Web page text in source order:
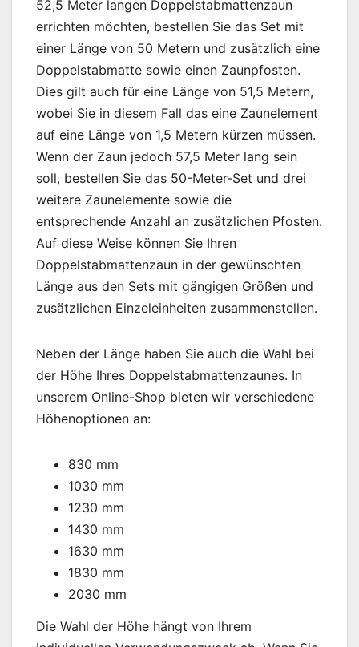
52,5 Meter langen Doppelstabmattenzaun
errichten möchten, bestellen Sie das Set mit
einer Länge von 50 Metern und zusätzlich eine
Doppelstabmatte sowie einen Zaunpfosten.
Dies gilt auch für eine Länge von 51,5 Metern,
wobei Sie in diesem Fall das eine Zaunelement
auf eine Länge von 1,5 Metern kürzen müssen.
Wenn der Zaun jedoch 57,5 Meter lang sein
soll, bestellen Sie das 50-Meter-Set und drei
weitere Zaunelemente sowie die
entsprechende Anzahl an zusätzlichen Pfosten.
Auf diese Weise können Sie Ihren
Doppelstabmattenzaun in der gewünschten
Länge aus den Sets mit gängigen Größen und
zusätzlichen Einzeleinheiten zusammenstellen.
Neben der Länge haben Sie auch die Wahl bei
der Höhe Ihres Doppelstabmattenzaunes. In
unserem Online-Shop bieten wir verschiedene
Höhenoptionen an:
830 mm
1030 mm
1230 mm
1430 mm
1630 mm
1830 mm
2030 mm
Die Wahl der Höhe hängt von Ihrem